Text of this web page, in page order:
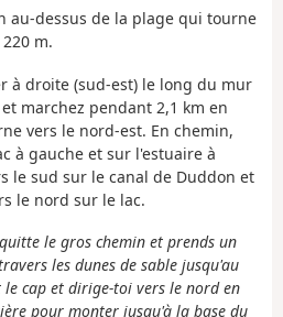
au-dessus de la plage qui tourne
m.
à droite (sud-est) le long du mur
marchez pendant 2,1 km en
vers le nord-est. En chemin,
à gauche et sur l'estuaire à
le sud sur le canal de Duddon et
le nord sur le lac.
le gros chemin et prends un
les dunes de sable jusqu'au
le cap et dirige-toi vers le nord en
pour monter jusqu'à la base du